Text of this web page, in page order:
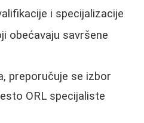
i specijalizacije
obećavaju savršene
preporučuje se izbor
ORL specijaliste